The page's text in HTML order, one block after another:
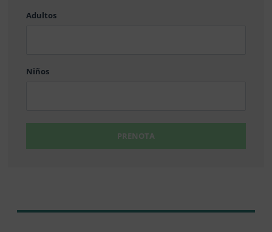
MM
Adultos
Niños
PRENOTA